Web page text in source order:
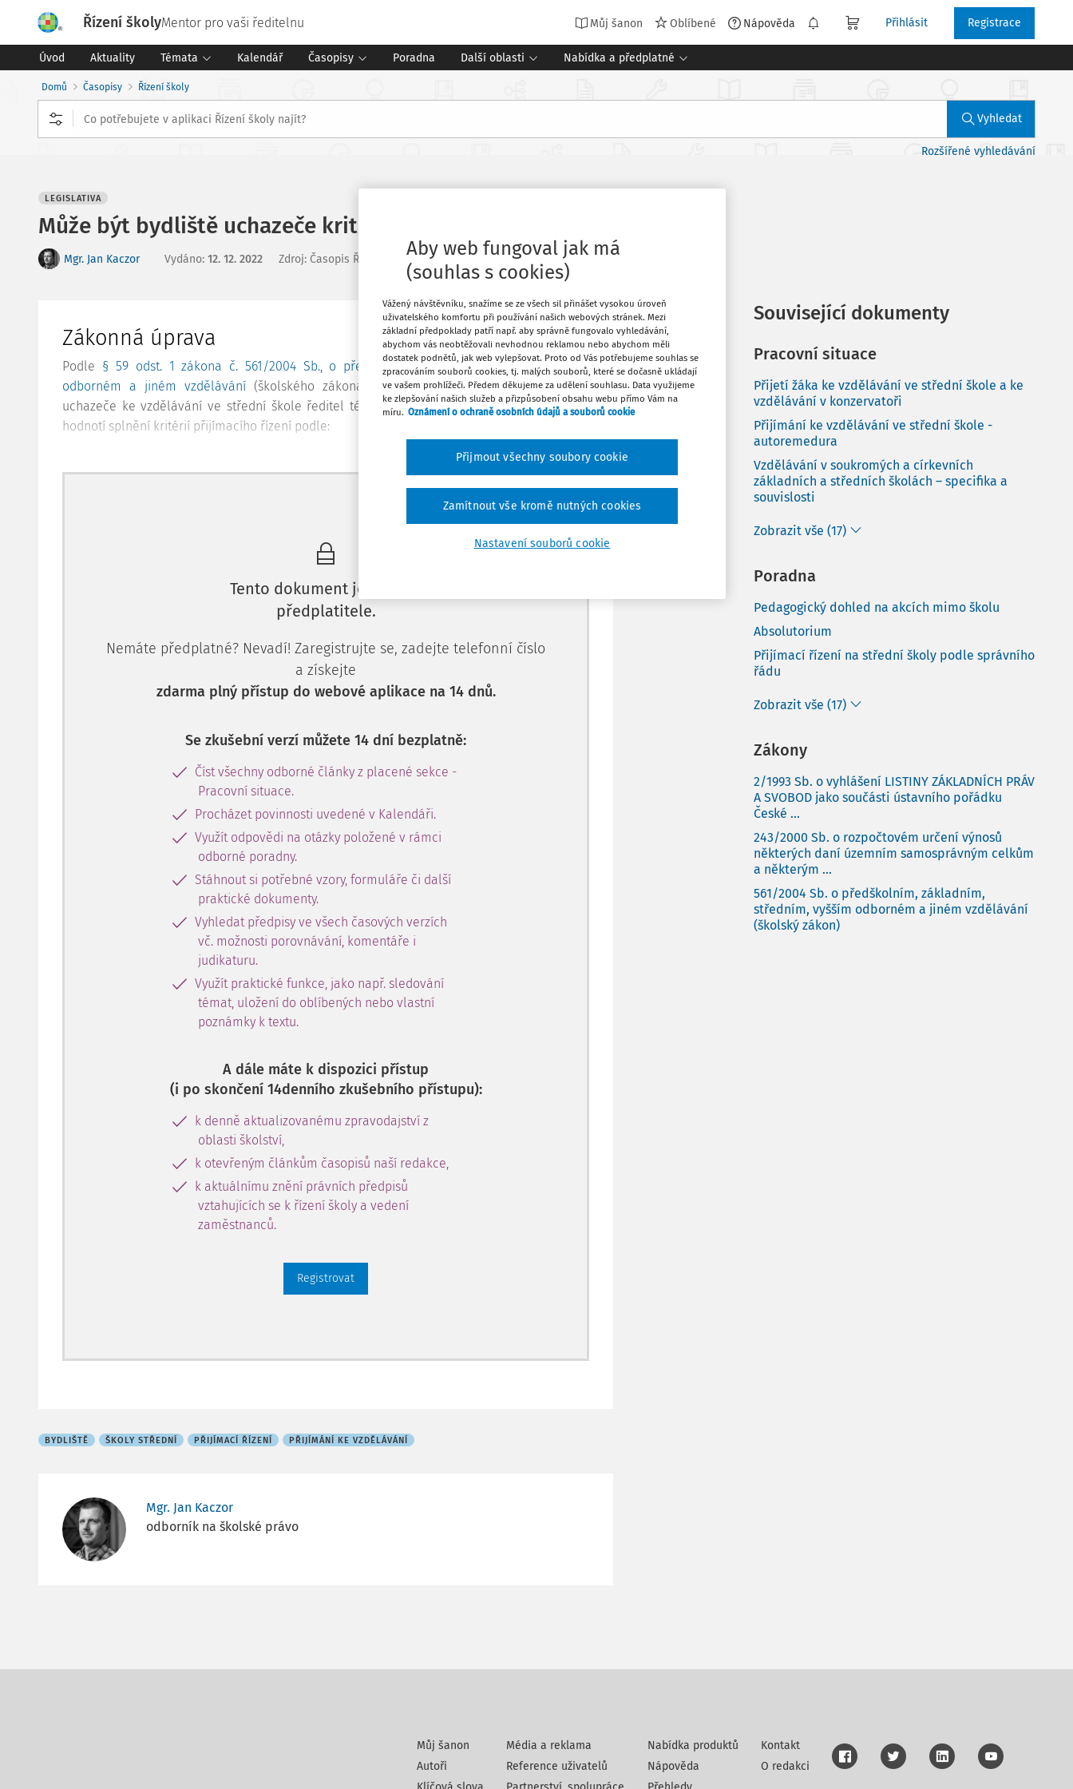
Řízení školyMentor pro vaši ředitelnu Můj šanon Oblíbené Nápověda Přihlásit Registrace
Úvod Aktuality Témata Kalendář Časopisy Poradna Další oblasti Nabídka a předplatné
Domů Časopisy Řízení školy
Vyhledat
Rozšířené vyhledávání
LEGISLATIVA
Může být bydliště uchazeče kritériem přijetí na střední školu?
Mgr. Jan Kaczor Vydáno: 12. 12. 2022 Zdroj: Časopis Řízení školy Vydání: 1/2023 5 minut čtení
Zákonná úprava
Podle § 59 odst. 1 zákona č. 561/2004 Sb., o předškolním, základním, středním, vyšším
odborném a jiném vzdělávání (školského zákona, dále jen ŠkolZ) rozhoduje o přijetí
uchazeče ke vzdělávání ve střední škole ředitel této školy. Ten podle§ 60d odst. 1 ŠkolZ
hodnotí splnění kritérií přijímacího řízení podle:
Máte předplatné? Přihlaste se.
Tento dokument je jen pro
předplatitele.
Nemáte předplatné? Nevadí! Zaregistrujte se, zadejte telefonní číslo
a získejte
zdarma plný přístup do webové aplikace na 14 dnů.
Se zkušební verzí můžete 14 dní bezplatně:
Číst všechny odborné články z placené sekce -
Pracovní situace.
Procházet povinnosti uvedené v Kalendáři.
Využít odpovědi na otázky položené v rámci
odborné poradny.
Stáhnout si potřebné vzory, formuláře či další
praktické dokumenty.
Vyhledat předpisy ve všech časových verzích
vč. možnosti porovnávání, komentáře i
judikaturu.
Využít praktické funkce, jako např. sledování
témat, uložení do oblíbených nebo vlastní
poznámky k textu.
A dále máte k dispozici přístup
(i po skončení 14denního zkušebního přístupu):
k denně aktualizovanému zpravodajství z
oblasti školství,
k otevřeným článkům časopisů naší redakce,
k aktuálnímu znění právních předpisů
vztahujících se k řízení školy a vedení
zaměstnanců.
Registrovat
BYDLIŠTĚ ŠKOLY STŘEDNÍ PŘIJÍMACÍ ŘÍZENÍ PŘIJÍMÁNÍ KE VZDĚLÁVÁNÍ
Mgr. Jan Kaczor
odborník na školské právo
Oblíbené
Stáhnout
Sdílet
Poznámka
Související dokumenty
Pracovní situace
Přijetí žáka ke vzdělávání ve střední škole a ke
vzdělávání v konzervatoři
Přijímání ke vzdělávání ve střední škole -
autoremedura
Vzdělávání v soukromých a církevních
základních a středních školách – specifika a
souvislosti
Zobrazit vše (17)
Poradna
Pedagogický dohled na akcích mimo školu
Absolutorium
Přijímací řízení na střední školy podle správního
řádu
Zobrazit vše (17)
Zákony
2/1993 Sb. o vyhlášení LISTINY ZÁKLADNÍCH PRÁV
A SVOBOD jako součásti ústavního pořádku
České ...
243/2000 Sb. o rozpočtovém určení výnosů
některých daní územním samosprávným celkům
a některým ...
561/2004 Sb. o předškolním, základním,
středním, vyšším odborném a jiném vzdělávání
(školský zákon)
Můj šanon
Autoři
Média a reklama
Reference uživatelů
Nabídka produktů
Nápověda
Kontakt
O redakci
Aby web fungoval jak má
(souhlas s cookies)
Vážený návštěvníku, snažíme se ze všech sil přinášet vysokou úroveň
uživatelského komfortu při používání našich webových stránek. Mezi
základní předpoklady patří např. aby správně fungovalo vyhledávání,
abychom vás neobtěžovali nevhodnou reklamou nebo abychom měli
dostatek podnětů, jak web vylepšovat. Proto od Vás potřebujeme souhlas se
zpracováním souborů cookies, tj. malých souborů, které se dočasně ukládají
ve vašem prohlížeči. Předem děkujeme za udělení souhlasu. Data využijeme
ke zlepšování našich služeb a přizpůsobení obsahu webu přímo Vám na
míru. Oznámení o ochraně osobních údajů a souborů cookie
Nastavení souborů cookie
Zamítnout vše kromě nutných cookies
Přijmout všechny soubory cookie